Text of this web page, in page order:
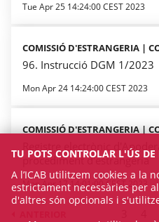
Tue Apr 25 14:24:00 CEST 2023
COMISSIÓ D'ESTRANGERIA |
96. Instrucció DGM 1/2023
Mon Apr 24 14:24:00 CEST 2023
COMISSIÓ D'ESTRANGERIA |
Registre electrònic
procediment d'estrangeria
Mon Apr 17 14:01:00 CEST 2023
TU POTS CONTROLAR L'ÚS DE
A l’ICAB utilitzem cookies a la
estrictament necessàries per
d'altres són opcionals i